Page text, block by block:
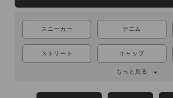
スニーカー デニム
ストリート キャップ
もっと見る